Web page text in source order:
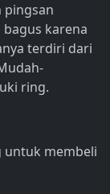
pingsan
karena
terdiri dari
ring.
untuk membeli